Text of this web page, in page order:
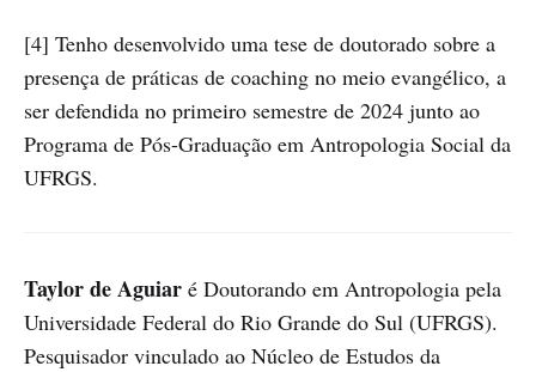
[4] Tenho desenvolvido uma tese de doutorado sobre a
presença de práticas de coaching no meio evangélico, a
ser defendida no primeiro semestre de 2024 junto ao
Programa de Pós-Graduação em Antropologia Social da
UFRGS.
Taylor de Aguiar é Doutorando em Antropologia pela
Universidade Federal do Rio Grande do Sul (UFRGS).
Pesquisador vinculado ao Núcleo de Estudos da